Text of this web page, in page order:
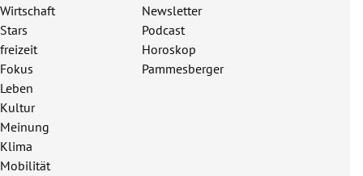
Wirtschaft
Stars
freizeit
Fokus
Leben
Kultur
Meinung
Klima
Mobilität
Newsletter
Podcast
Horoskop
Pammesberger